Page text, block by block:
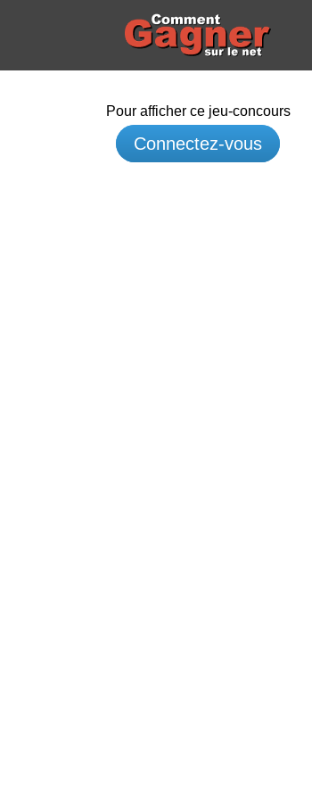
Pour afficher ce jeu-concours
Connectez-vous